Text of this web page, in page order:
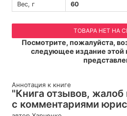
Вес, г
60
ТОВАРА НЕТ НА
Посмотрите, пожалуйста,
следующее издание этой
Аннотация к книге
"Книга отзывов,
с комментариями